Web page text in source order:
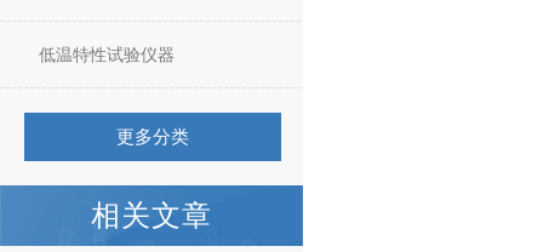
低温特性试验仪器
更多分类
相关文章